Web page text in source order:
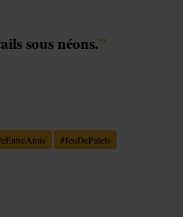
sous néons.”
#JeuDePalets